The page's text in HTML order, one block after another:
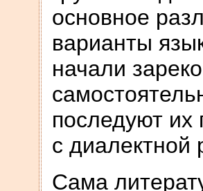
основное
варианты
начали
последуют их
с диалектной
Сама